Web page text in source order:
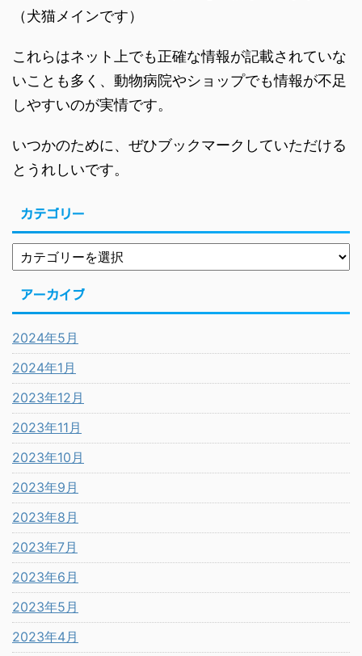
（犬猫メインです）
これらはネット上でも正確な情報が記載されていな
いことも多く、動物病院やショップでも情報が不足
しやすいのが実情です。
いつかのために、ぜひブックマークしていただける
とうれしいです。
カテゴリー
アーカイブ
2024年5月
2024年1月
2023年12月
2023年11月
2023年10月
2023年9月
2023年8月
2023年7月
2023年6月
2023年5月
2023年4月